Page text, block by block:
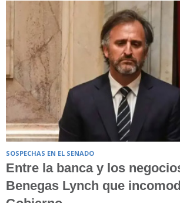
SOSPECHAS EN EL SENADO
Entre la banca y los
Benegas Lynch que